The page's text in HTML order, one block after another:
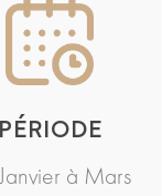
PÉRIODE
à Mars